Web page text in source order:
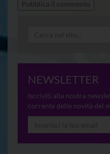
NEWSLETTER
Iscriviti alla nostra
corrente delle novità del